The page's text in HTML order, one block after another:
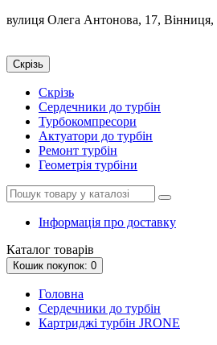
вулиця Олега Антонова, 17, Вінниця,
Скрізь
Скрізь
Сердечники до турбін
Турбокомпресори
Актуатори до турбін
Ремонт турбін
Геометрія турбіни
Інформація про доставку
Каталог товарів
Кошик покупок: 0
Головна
Сердечники до турбін
Картриджі турбін JRONE